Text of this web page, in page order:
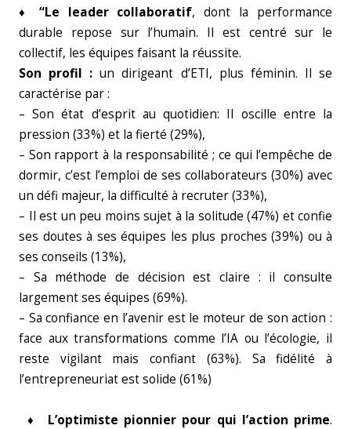
♦ “Le leader collaboratif, dont la performance
durable repose sur l’humain. Il est centré sur le
collectif, les équipes faisant la réussite.
Son profil : un dirigeant d’ETI, plus féminin. Il se
caractérise par :
– Son état d’esprit au quotidien: Il oscille entre la
pression (33%) et la fierté (29%),
– Son rapport à la responsabilité ; ce qui l’empêche de
dormir, c’est l’emploi de ses collaborateurs (30%) avec
un défi majeur, la difficulté à recruter (33%),
– Il est un peu moins sujet à la solitude (47%) et confie
ses doutes à ses équipes les plus proches (39%) ou à
ses conseils (13%),
– Sa méthode de décision est claire : il consulte
largement ses équipes (69%).
– Sa confiance en l’avenir est le moteur de son action :
face aux transformations comme l’IA ou l’écologie, il
reste vigilant mais confiant (63%). Sa fidélité à
l’entrepreneuriat est solide (61%)
♦ L’optimiste pionnier pour qui l’action prime.